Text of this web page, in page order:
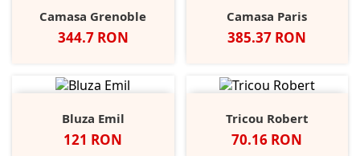
Camasa Grenoble
Pret
344.7 RON
Camasa Paris
Pret
385.37 RON
Bluza Emil
Pret
121 RON
Tricou Robert
Pret
70.16 RON